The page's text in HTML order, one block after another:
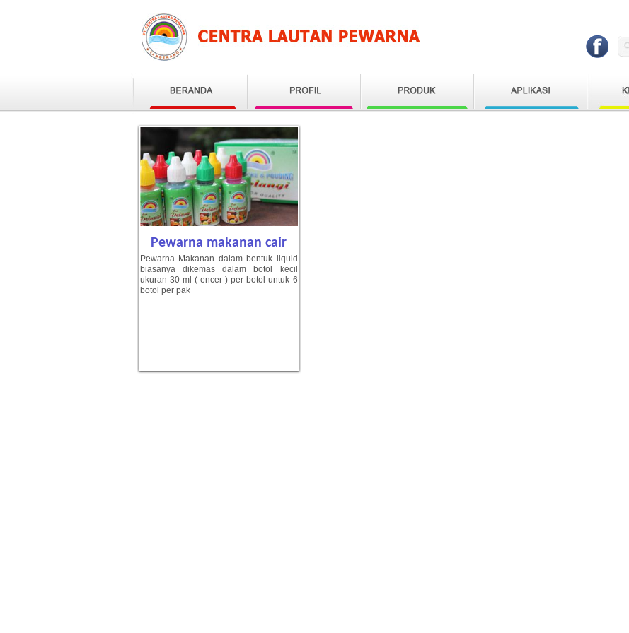
Pewarna makanan cair
Pewarna Makanan dalam bentuk liquid
biasanya dikemas dalam botol kecil
ukuran 30 ml ( encer ) per botol untuk 6
botol per pak